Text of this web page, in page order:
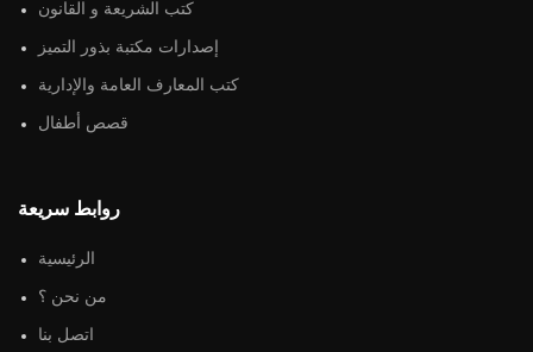
كتب الشريعة و القانون
إصدارات مكتبة بذور التميز
كتب المعارف العامة والإدارية
قصص أطفال
روابط سريعة
الرئيسية
من نحن ؟
اتصل بنا